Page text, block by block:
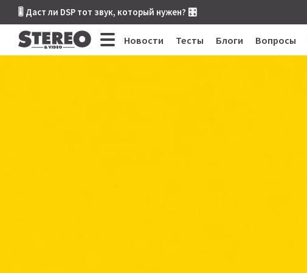
🎚 Даст ли DSP тот звук, который нужен? 🎛
Новости Тесты Блоги Вопросы